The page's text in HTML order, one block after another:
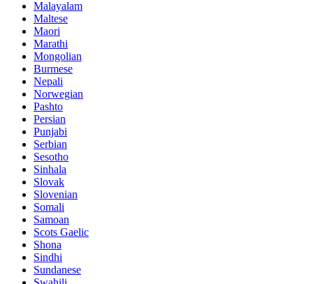
Malayalam
Maltese
Maori
Marathi
Mongolian
Burmese
Nepali
Norwegian
Pashto
Persian
Punjabi
Serbian
Sesotho
Sinhala
Slovak
Slovenian
Somali
Samoan
Scots Gaelic
Shona
Sindhi
Sundanese